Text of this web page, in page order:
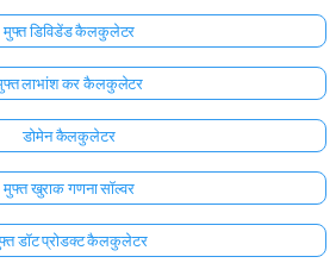
मुफ्त डिविडेंड कैलकुलेटर
लाभांश कर कैलकुलेटर
डोमेन कैलकुलेटर
मुफ्त खुराक गणना सॉल्वर
डॉट प्रोडक्ट कैलकुलेटर